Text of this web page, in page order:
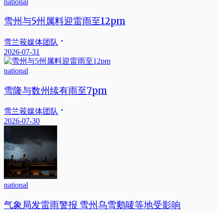
雪州与5州属料迎雷雨至12pm
雪兰莪媒体团队
2026-07-31
national
雪隆与数州续有雨至7pm
雪兰莪媒体团队
2026-07-30
national
气象局发雷雨警报 雪州乌雪鹅唛等地受影响